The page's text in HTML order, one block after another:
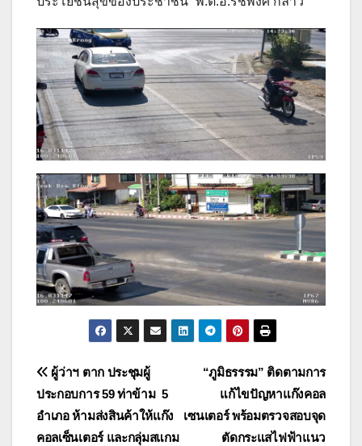
แนะแนว
เรื่อง
“ภูมิธรรรม” ติดตามการ
แก้ไขปัญหาแก๊งคอล
เซนเตอร์ พร้อมตรวจสอบจุด
ตัดกระแสไฟฟ้าแนว
ผู้ว่าฯ ตาก ประชุมผู้
ประกอบการ 59 ท่าข้าม 5
อำเภอ ห้ามส่งสินค้าให้แก๊ง
คอลเซ็นเตอร์ และกลุ่มสแกม